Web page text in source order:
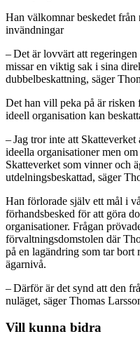
Han välkomnar beskedet från
invändningar
– Det är lovvärt att
missar en viktig sak i sina
dubbelbeskattning, säger
Det han vill peka på är risken
ideell organisation kan
– Jag tror inte att
ideella organisationer men
Skatteverket som vinner och
utdelningsbeskattad, säger
Han förlorade själv ett mål i
förhandsbesked för att göra
organisationer. Frågan
förvaltningsdomstolen där
på en lagändring som tar bort
ägarnivå.
– Därför är det synd att den
nuläget, säger Thomas
Vill kunna bidra